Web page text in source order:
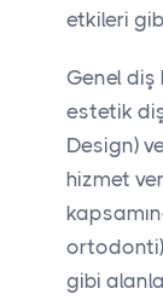
etkileri
Genel diş
estetik
Design)
hizmet
gibi